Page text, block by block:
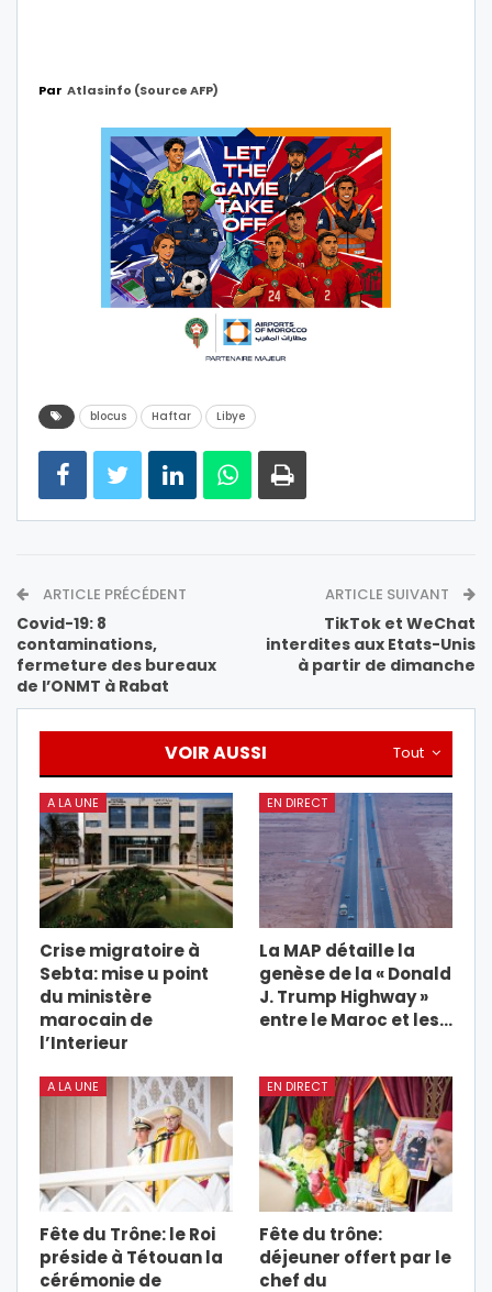
Par Atlasinfo (source AFP)
blocus Haftar Libye
ARTICLE PRÉCÉDENT
Covid-19: 8
contaminations,
fermeture des bureaux
de l’ONMT à Rabat
ARTICLE SUIVANT
TikTok et WeChat
interdites aux Etats-Unis
à partir de dimanche
Tout
VOIR AUSSI
A LA UNE
Crise migratoire à
Sebta: mise u point
du ministère
marocain de
l’Interieur
EN DIRECT
La MAP détaille la
genèse de la « Donald
J. Trump Highway »
entre le Maroc et les…
A LA UNE
Fête du Trône: le Roi
préside à Tétouan la
cérémonie de
EN DIRECT
Fête du trône:
déjeuner offert par le
chef du